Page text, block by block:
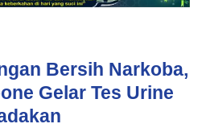
Bersih Narkoba,
Gelar Tes Urine